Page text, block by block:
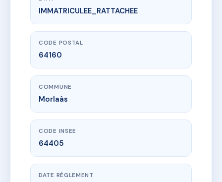
www.vme.plus/AD7234115
Jeanne d'Albret
18 r henri iv64160 Morlaàs
IMMATRICULEE_RATTACHEE
CODE POSTAL
64160
COMMUNE
Morlaàs
CODE INSEE
64405
DATE RÈGLEMENT